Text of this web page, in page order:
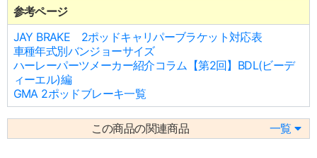
参考ページ
JAY BRAKE 2ポッドキャリパーブラケット対応表
車種年式別バンジョーサイズ
ハーレーパーツメーカー紹介コラム【第2回】BDL(ビーデ
ィーエル)編
GMA 2ポッドブレーキ一覧
この商品の関連商品 一覧